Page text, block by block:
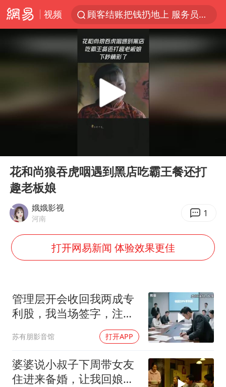
视频
顾客结账把钱扔地上 服务员霸气扔回
38岁山东财大教授刘海明逝世
台风白海豚或在华东沿海登陆
弹药库存告急 美军补货难
如何把百年大党建设得更加坚强有力
乘客脱鞋散发异味 司机提醒反被怼
恩比德变瘦引热议
总书记关心百姓身边这些民生大事
Play
花和尚狼吞虎咽遇到黑店吃霸王餐还打
趣老板娘
娥娥影视
河南 1
打开网易新闻 体验效果更佳
管理层开会收回我两成专
利股，我当场签字，注销
核心技术授权，全员慌了
苏有朋影音馆 打开APP
婆婆说小叔子下周带女友
住进来备婚，让我回娘家